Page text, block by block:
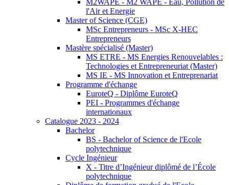
M2WAPE - M2 WAPE - Eau, Pollution de
l'Air et Energie
Master of Science (CGE)
MSc Entrepreneurs - MSc X-HEC
Entrepreneurs
Mastère spécialisé (Master)
MS ETRE - MS Energies Renouvelables :
Technologies et Entrepreneuriat (Master)
MS IE - MS Innovation et Entreprenariat
Programme d'échange
EuroteQ - Diplôme EuroteQ
PEI - Programmes d'échange
internationaux
Catalogue 2023 - 2024
Bachelor
BS - Bachelor of Science de l'Ecole
polytechnique
Cycle Ingénieur
X - Titre d’Ingénieur diplômé de l’École
polytechnique